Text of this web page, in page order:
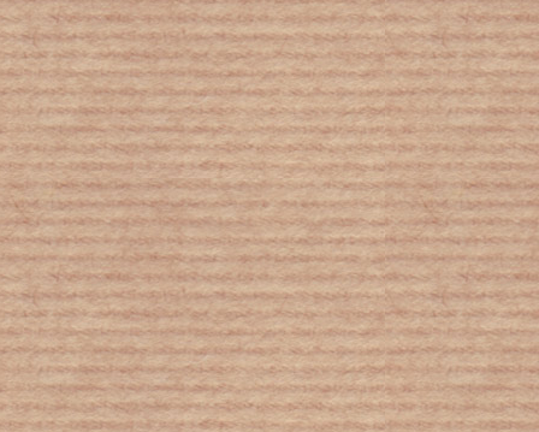
Παιδική παχυσαρκία: Μειώθηκε το
προσδόκιμο ζωής για τις επόμενες
γενιές